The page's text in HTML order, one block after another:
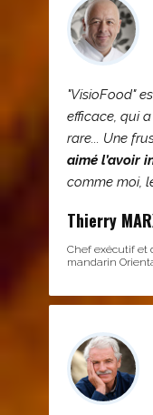
"VisioFood"
efficace, qui
rare... Une
aimé l’avoir
comme moi,
Thierry
Chef exécutif et
mandarin